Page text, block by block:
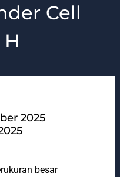
Cell
H
2025
besar